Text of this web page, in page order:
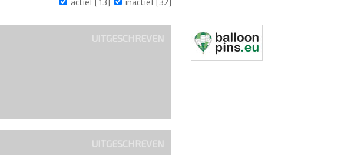
UITGESCHREVEN
UITGESCHREVEN